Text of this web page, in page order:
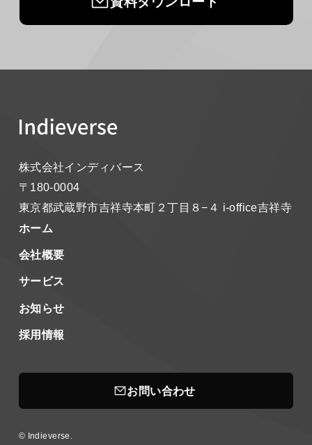
株式会社インディバース
〒180-0004
東京都武蔵野市吉祥寺本町２丁目８−４ i-office吉祥寺
ホーム
会社概要
サービス
お知らせ
採用情報
お問い合わせ
© Indieverse.